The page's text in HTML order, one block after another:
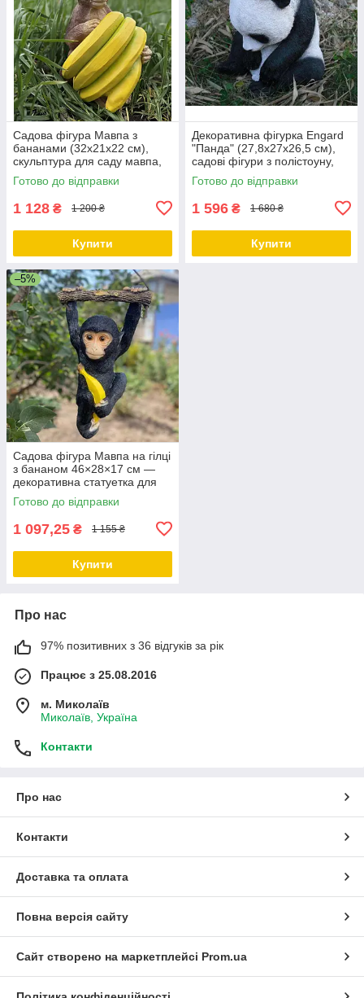
Садова фігура Мавпа з
бананами (32х21х22 см),
скульптура для саду мавпа,
садові фігури з полістоуну
Готово до відправки
1 128 ₴ 1 200 ₴
Купити
Декоративна фігурка Engard
"Панда" (27,8х27х26,5 см),
садові фігури з полістоуну,
садово-паркові фігури
Готово до відправки
1 596 ₴ 1 680 ₴
Купити
–5%
Садова фігура Мавпа на гілці
з бананом 46×28×17 см —
декоративна статуетка для
саду, чорна
Готово до відправки
1 097,25 ₴ 1 155 ₴
Купити
Про нас
97% позитивних з 36 відгуків за рік
Працює з 25.08.2016
м. Миколаїв
Миколаїв, Україна
Контакти
Про нас
Контакти
Доставка та оплата
Повна версія сайту
Сайт створено на маркетплейсі Prom.ua